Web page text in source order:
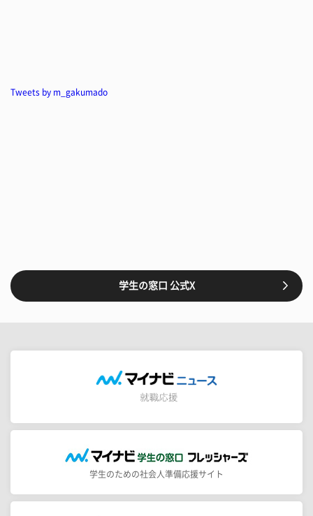
Tweets by m_gakumado
学生の窓口 公式X
学生のための社会人準備応援サイト